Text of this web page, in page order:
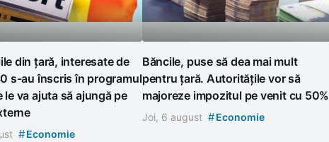
din țară, interesate de
s-au înscris în programul
le va ajuta să ajungă pe
#Economie
Băncile, puse să dea mai mult
pentru țară. Autoritățile vor să
majoreze impozitul pe venit cu 50%
Joi, 6 august #Economie